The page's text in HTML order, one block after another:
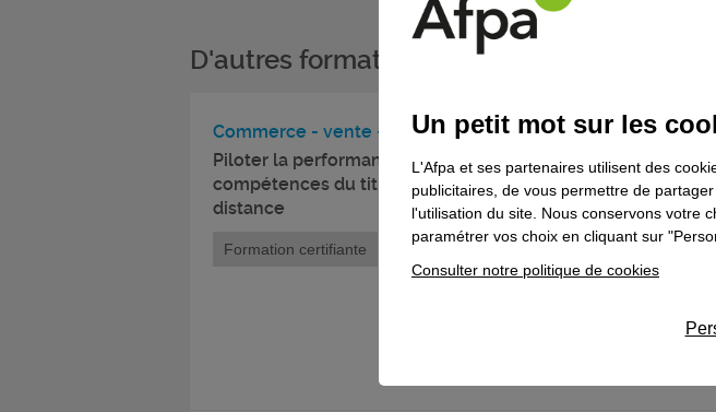
D'autres formations dans le domaine
Commerce - vente - distribution
Piloter la performance d'une équipe de conseillers client -
compétences du titre professionnel Manager d'équipe
distance
Formation certifiante
Un petit mot sur les
L'Afpa et ses partenaires utilisent des
publicitaires, de vous permettre de
l'utilisation du site. Nous conservons votre
paramétrer vos choix en cliquant sur
Consulter notre politique de cookies